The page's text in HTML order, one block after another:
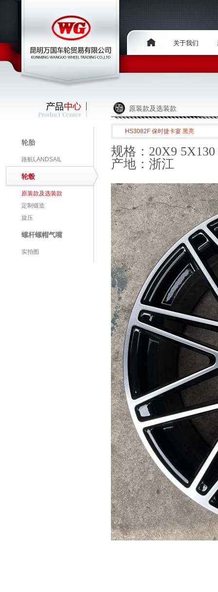
关于我们
原装款及选装款
HS3082F 保时捷卡宴 黑亮
规格：20X9 5X130
产地：浙江
轮胎
路航LANDSAIL
轮毂
原装款及选装款
定制锻造
旋压
螺杆螺帽气嘴
实拍图